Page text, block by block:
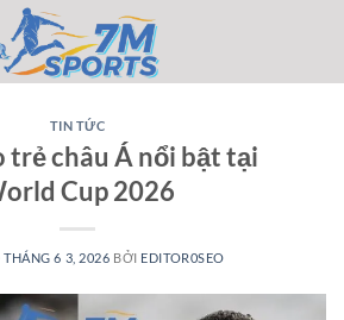
TIN TỨC
trẻ châu Á nổi bật tại
Cup 2026
THÁNG 6 3, 2026 BỞI EDITOR0SEO